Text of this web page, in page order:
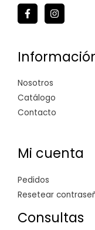
Nosotros
Catálogo
Contacto
Mi cuenta
Pedidos
Resetear
Consultas